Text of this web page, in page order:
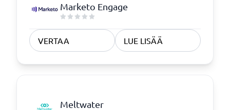
Marketo Engage
VERTAA LUE LISÄÄ
Meltwater